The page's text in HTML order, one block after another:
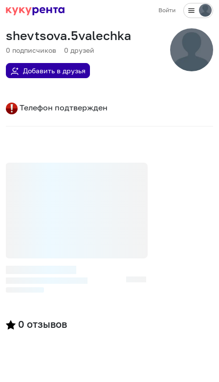
Войти
shevtsova.5valechka
0 подписчиков 0 друзей
Добавить в друзья
Телефон подтвержден
0 отзывов